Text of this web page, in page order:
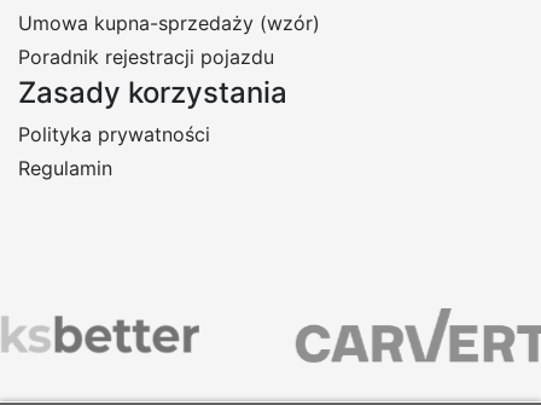
Umowa kupna-sprzedaży (wzór)
Poradnik rejestracji pojazdu
Zasady korzystania
Polityka prywatności
Regulamin